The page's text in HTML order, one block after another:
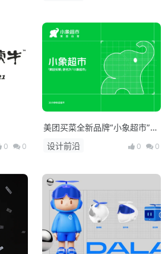
0 0
美团买菜全新品牌“小象超市”升
级，启用新Logo
设计前沿 0 0